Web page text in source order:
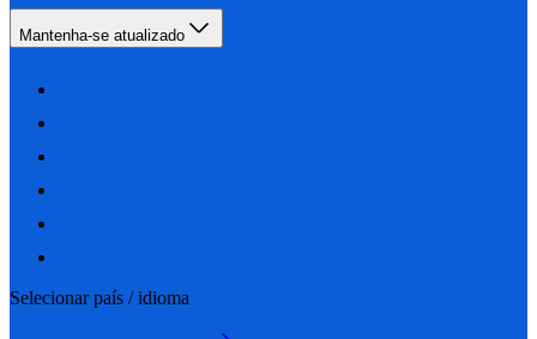
Mantenha-se atualizado
Selecionar país / idioma